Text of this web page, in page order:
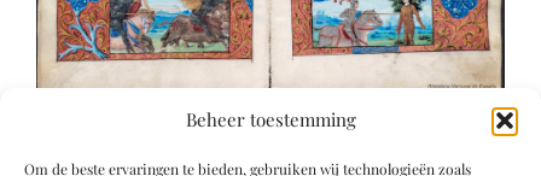
Beheer toestemming
Om de beste ervaringen te bieden, gebruiken wij technologieën zoals